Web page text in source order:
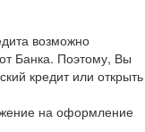
возможно
Банка. Поэтому, Вы
кредит или открыть
на оформление